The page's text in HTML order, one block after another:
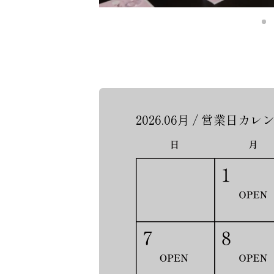
2026.06月 / 営業日カレ